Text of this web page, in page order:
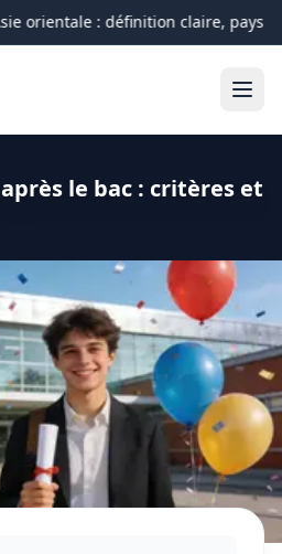
orientale : définition claire, pays
le bac : critères et